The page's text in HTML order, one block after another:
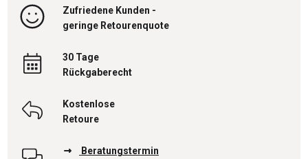
Zufriedene Kunden -
geringe Retourenquote
30 Tage
Rückgaberecht
Kostenlose
Retoure
Beratungstermin